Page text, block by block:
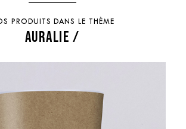
PRODUITS DANS LE THÈME
AURALIE /